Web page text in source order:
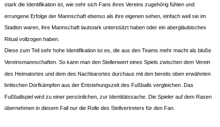
stark die Identifikation ist, wie sehr sich Fans ihres Vereins zugehörig fühlen und
errungene Erfolge der Mannschaft ebenso als ihre eigenen sehen, einfach weil sie im
Stadion waren, ihre Mannschaft lautstark unterstützt haben oder ein abergläubisches
Ritual vollzogen haben.
Diese zum Teil sehr hohe Identifikation ist es, die aus den Teams mehr macht als bloße
Vereinsmannschaften. So kann man den Stellenwert eines Spiels zwischen dem Verein
des Heimatortes und dem des Nachbarortes durchaus mit den bereits oben erwähnten
britischen Dorfkämpfen aus der Entstehungszeit des Fußballs vergleichen. Das
Fußballspiel wird zu einer persönlichen, zur Identitätssache. Die Spieler auf dem Rasen
übernehmen in diesem Fall nur die Rolle des Stellvertreters für den Fan.